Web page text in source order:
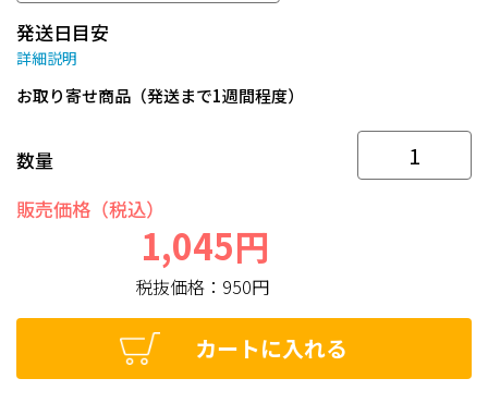
発送日目安
詳細説明
お取り寄せ商品（発送まで1週間程度）
数量
販売価格（税込）
1,045円
税抜価格： 950円
カートに入れる